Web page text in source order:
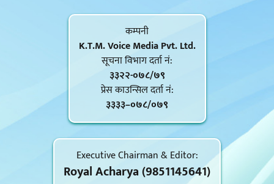
कम्पनी
K.T.M. Voice Media Pvt. Ltd.
सूचना विभाग दर्ता नं‍:
३३२२-०७८/७९
प्रेस काउन्सिल दर्ता नं‍:
३३३३–०७८/०७९
Executive Chairman & Editor:
Royal Acharya (9851145641)